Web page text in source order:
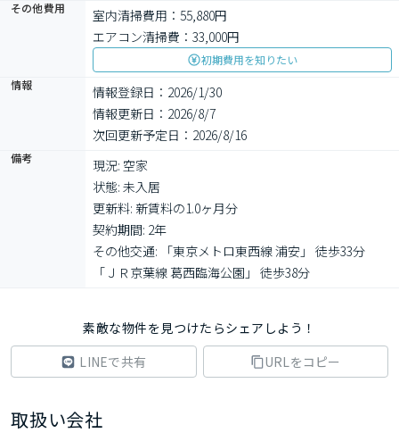
その他費用
室内清掃費用：55,880円
エアコン清掃費：33,000円
初期費用を知りたい
情報
情報登録日：2026/1/30
情報更新日：2026/8/7
次回更新予定日：2026/8/16
備考
現況: 空家
状態: 未入居
更新料: 新賃料の1.0ヶ月分
契約期間: 2年
その他交通: 「東京メトロ東西線 浦安」 徒歩33分
「ＪＲ京葉線 葛西臨海公園」 徒歩38分
素敵な物件を見つけたらシェアしよう！
LINEで共有
URLをコピー
取扱い会社